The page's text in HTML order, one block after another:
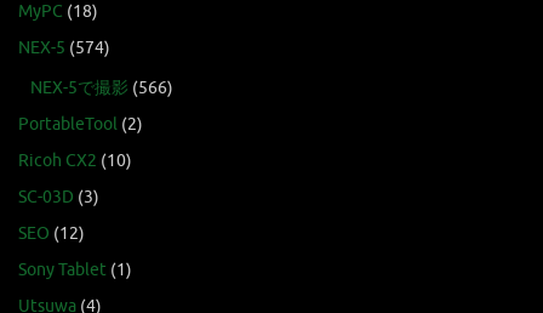
MyPC (18)
NEX-5 (574)
NEX-5で撮影 (566)
PortableTool (2)
Ricoh CX2 (10)
SC-03D (3)
SEO (12)
Sony Tablet (1)
Utsuwa (4)